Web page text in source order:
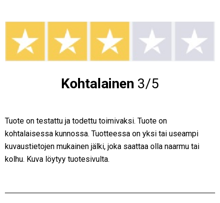
Kohtalainen 3/5
Tuote on testattu ja todettu toimivaksi. Tuote on
kohtalaisessa kunnossa. Tuotteessa on yksi tai useampi
kuvaustietojen mukainen jälki, joka saattaa olla naarmu tai
kolhu. Kuva löytyy tuotesivulta.